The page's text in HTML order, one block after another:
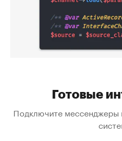
Готовые
Подключите мессенджеры